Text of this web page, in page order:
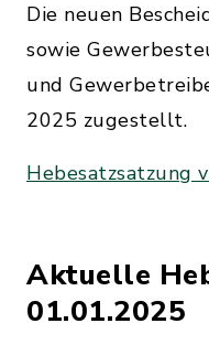
Die neuen
sowie
und
2025 zugestellt.
Hebesatzsatzung
Aktuelle
01.01.2025